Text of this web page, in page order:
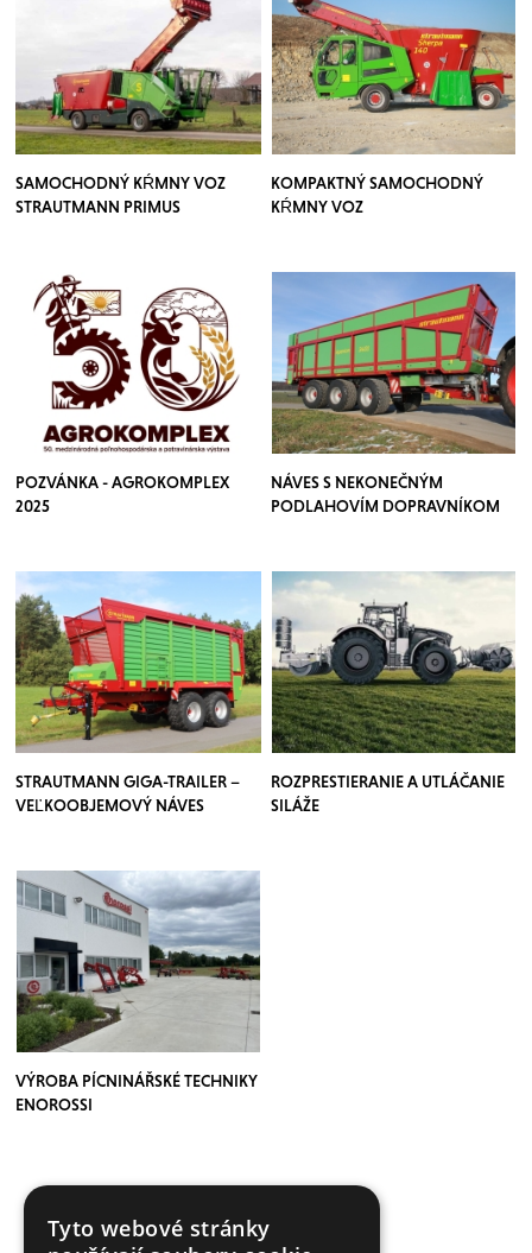
SAMOCHODNÝ KŔMNY VOZ
STRAUTMANN PRIMUS
KOMPAKTNÝ SAMOCHODNÝ
KŔMNY VOZ
POZVÁNKA - AGROKOMPLEX
2025
NÁVES S NEKONEČNÝM
PODLAHOVÍM DOPRAVNÍKOM
STRAUTMANN GIGA-TRAILER –
VEĽKOOBJEMOVÝ NÁVES
ROZPRESTIERANIE A UTLÁČANIE
SILÁŽE
VÝROBA PÍCNINÁŘSKÉ TECHNIKY
ENOROSSI
VÍCE ČLÁNKŮ ZDE
Tyto webové stránky